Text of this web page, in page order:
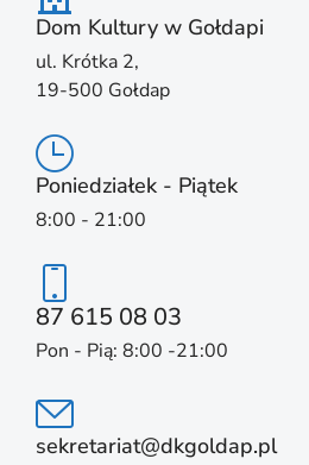
Dom Kultury w Gołdapi
ul. Krótka 2,
19-500 Gołdap
Poniedziałek - Piątek
8:00 - 21:00
87 615 08 03
Pon - Pią: 8:00 -21:00
sekretariat@dkgoldap.pl